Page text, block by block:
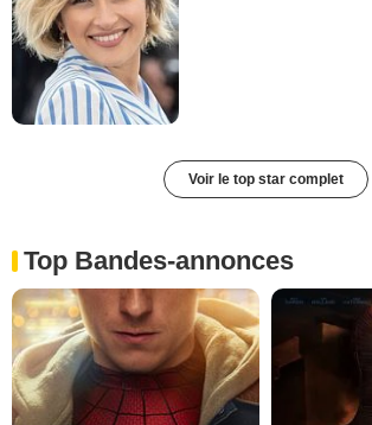
Voir le top star complet
Top Bandes-annonces